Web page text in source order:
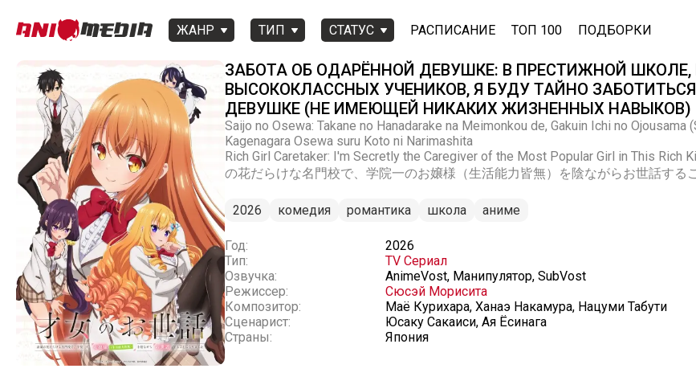
ЖАНР ТИП СТАТУС РАСПИСАНИЕ ТОП 100 ПОДБОРКИ
ЗАБОТА ОБ ОДАРЁННОЙ ДЕВУШКЕ: В ПРЕСТИЖНОЙ
ВЫСОКОКЛАССНЫХ УЧЕНИКОВ, Я БУДУ ТАЙНО
ДЕВУШКЕ (НЕ ИМЕЮЩЕЙ НИКАКИХ ЖИЗНЕННЫХ НАВЫКОВ)
Saijo no Osewa: Takane no Hanadarake na Meimonkou de, Gakuin Ichi no Ojousama
Kagenagara Osewa suru Koto ni Narimashita
Rich Girl Caretaker: I'm Secretly the Caregiver of the Most Popular Girl in This Rich
の花だらけな名門校で、学院一のお嬢様（生活能力皆無）を陰ながらお世話する
2026 комедия романтика школа аниме
Год:
2026
Тип:
TV Сериал
Озвучка:
AnimeVost, Манипулятор, SubVost
Режиссер:
Сюсэй Морисита
Композитор:
Маё Курихара, Ханаэ Накамура, Нацуми Табути
Сценарист:
Юсаку Сакаиси, Ая Ёсинага
Страны:
Япония